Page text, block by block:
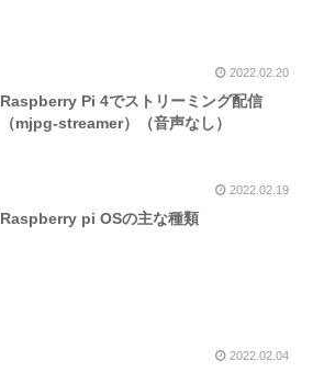
2022.02.20
Raspberry Pi 4でストリーミング配信
（mjpg-streamer）（音声なし）
2022.02.19
Raspberry pi OSの主な種類
2022.02.04